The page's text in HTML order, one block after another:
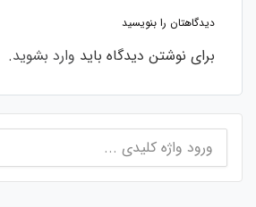
دیدگاهتان را بنویسید
برای نوشتن دیدگاه باید وارد بشوید.
برای: